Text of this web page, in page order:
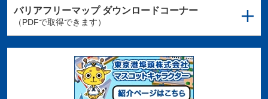
バリアフリーマップダウンロードコーナー
（PDFで取得できます）